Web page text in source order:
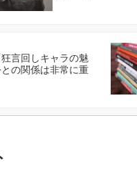
言回しキャラの魅
の関係は非常に重